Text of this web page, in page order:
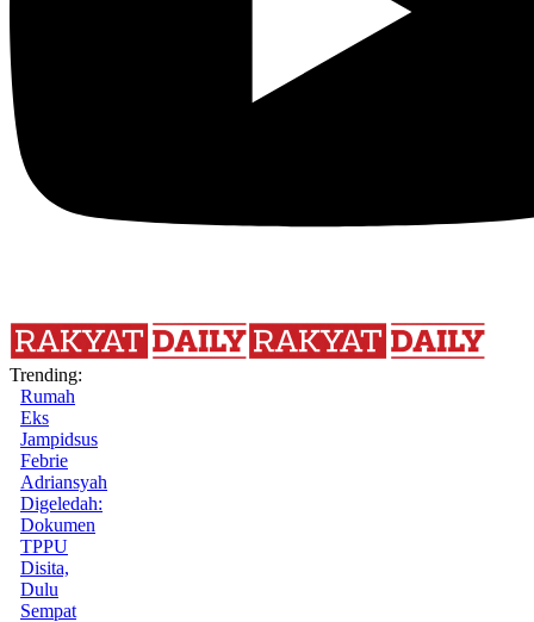
Trending:
Rumah
Eks
Jampidsus
Febrie
Adriansyah
Digeledah:
Dokumen
TPPU
Disita,
Dulu
Sempat